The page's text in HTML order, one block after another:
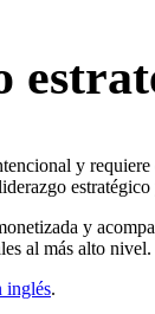
y
y
al más alto
inglés.